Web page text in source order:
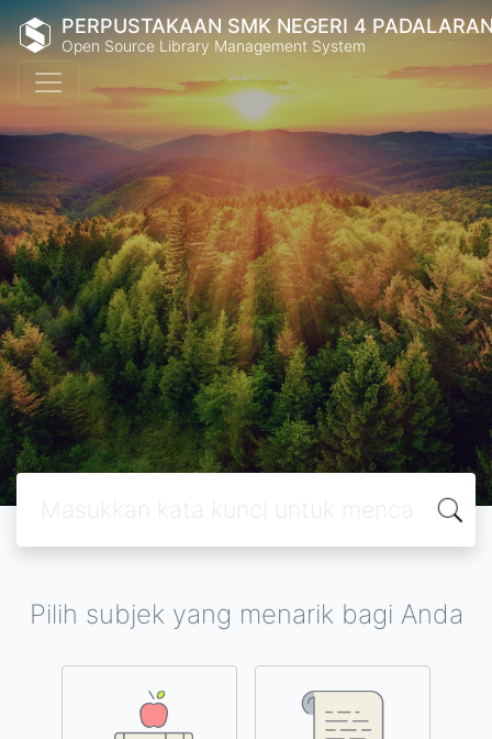
PERPUSTAKAAN SMK NEGERI 4
Open Source Library Management System
Pilih subjek yang menarik bagi Anda